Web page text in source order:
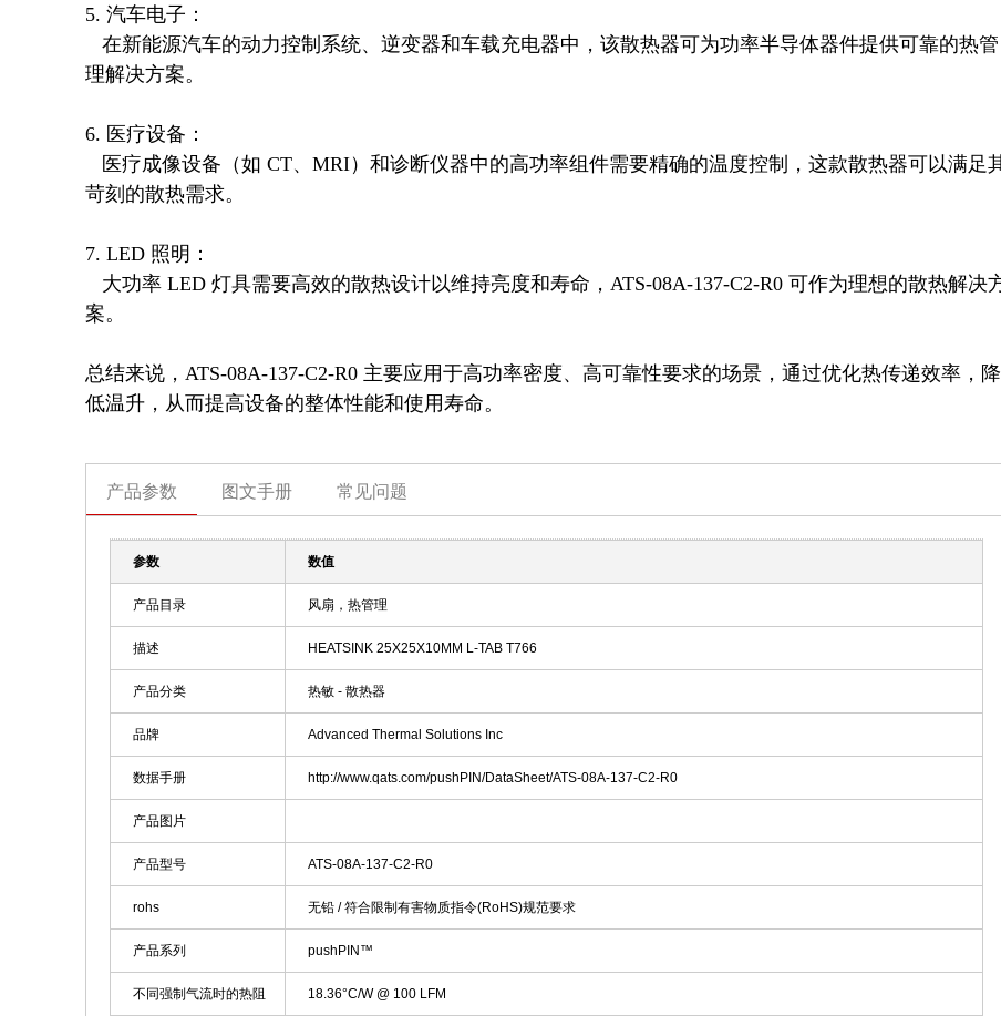
5. 汽车电子：
理解决方案。
6. 医疗设备：
苛刻的散热需求。
7. LED 照明：
案。
总结来说，ATS-08A-137-C2-R0 主要应用于高功率密度、高可靠性要求的场景，通过优化热传递效率，降
低温升，从而提高设备的整体性能和使用寿命。
产品参数 图文手册 常见问题
参数 数值
产品目录 风扇，热管理
描述 HEATSINK 25X25X10MM L-TAB T766
产品分类 热敏 - 散热器
品牌 Advanced Thermal Solutions Inc
数据手册 http://www.qats.com/pushPIN/DataSheet/ATS-08A-137-C2-R0
产品图片
产品型号 ATS-08A-137-C2-R0
rohs 无铅 / 符合限制有害物质指令(RoHS)规范要求
产品系列 pushPIN™
不同强制气流时的热阻 18.36°C/W @ 100 LFM